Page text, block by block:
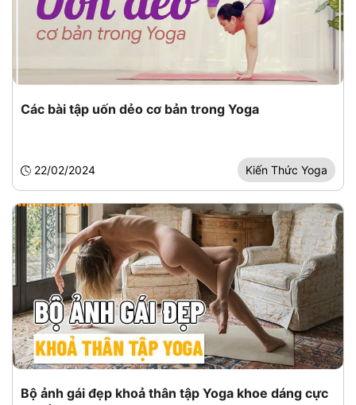
Các bài tập uốn dẻo cơ bản trong Yoga
22/02/2024 Kiến Thức Yoga
Bộ ảnh gái đẹp khoả thân tập Yoga khoe dáng cực